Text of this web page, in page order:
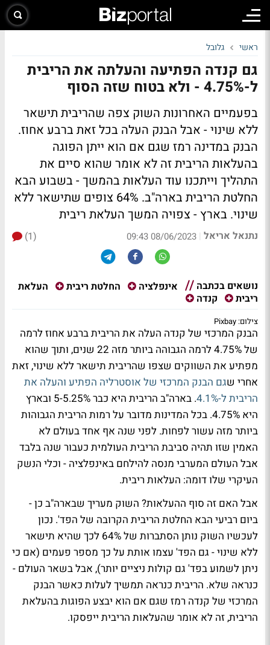
ראשי גלובל
גם קנדה הפתיעה והעלתה את הריבית
ל-4.75% - ולא בטוח שזה הסוף
בפעמיים האחרונות השוק צפה שהריבית תישאר
ללא שינוי - אבל הבנק העלה בכל זאת ברבע אחוז.
הבנק במדינה רמז שגם אם הוא ייתן הפוגה
בהעלאות הריבית זה לא אומר שהוא סיים את
התהליך וייתכנו עוד העלאות בהמשך - בשבוע הבא
החלטת הריבית בארה"ב. 64% צופים שתישאר ללא
שינוי. בארץ - צפויה המשך העלאת ריבית
נתנאל אריאל |
08/06/2023 09:43
(1)
נושאים בכתבה אינפלציה החלטת ריבית
העלאת
ריבית
קנדה
צילום: Pixbay
הבנק המרכזי של קנדה העלה את הריבית ברבע אחוז לרמה
של 4.75% לרמה הגבוהה ביותר מזה 22 שנים, ותוך שהוא
מפתיע את השווקים שצפו שהריבית תישאר ללא שינוי, זאת
אחרי שגם הבנק המרכזי של אוסטרליה הפתיע והעלה את
הריבית ל-4.1%
. בארה"ב הריבית היא כבר 5-5.25% ובארץ
היא 4.75%. בכל המדינות מדובר על רמות הריבית הגבוהות
ביותר מזה עשור לפחות. לפני שנה אף אחד בעולם לא
האמין שזו תהיה סביבת הריבית העולמית כעבור שנה בלבד
אבל העולם המערבי מנסה להילחם באינפלציה - וכלי הנשק
העיקרי שלו דומה: העלאות ריבית.
אבל האם זה סוף ההעלאות? השוק מעריך שבארה"ב כן -
ביום רביעי הבא החלטת הריבית הקרובה של הפד'. נכון
לעכשיו השוק נותן הסתברות של 64% לכך שהיא תישאר
ללא שינוי - גם הפד' עצמו אותת על כך מספר פעמים (אם כי
ניתן לשמוע בפד' גם קולות ניציים יותר), אבל בשאר העולם -
כנראה שלא. הריבית כנראה תמשיך לעלות כאשר הבנק
המרכזי של קנדה רמז שגם אם הוא יבצע הפוגות בהעלאת
הריבית, זה לא אומר שהעלאות הריבית ייפסקו.